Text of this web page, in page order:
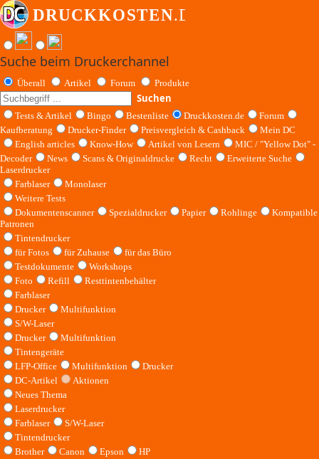
Suche beim Druckerchannel
Überall Artikel Forum Produkte
Suchen
Tests & Artikel Bingo Bestenliste Druckkosten.de
Forum
Kaufberatung
Drucker-Finder Preisvergleich & Cashback
Mein DC
English articles
Know-How Artikel von Lesern
MIC / "Yellow Dot" -
Decoder
News Scans & Originaldrucke Recht
Erweiterte Suche
Laserdrucker
Farblaser
Monolaser
Weitere Tests
Dokumentenscanner
Spezialdrucker Papier Rohlinge
Kompatible
Patronen
Tintendrucker
für Fotos
für Zuhause
für das Büro
Testdokumente
Workshops
Foto
Refill
Resttintenbehälter
Farblaser
Drucker
Multifunktion
S/W-Laser
Drucker
Multifunktion
Tintengeräte
LFP-Office
Multifunktion
Drucker
DC-Artikel
Aktionen
Neues Thema
Laserdrucker
Farblaser
S/W-Laser
Tintendrucker
Brother
Canon Epson
HP